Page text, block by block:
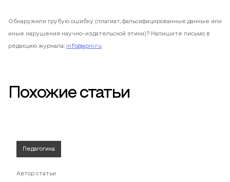
Обнаружили грубую ошибку (плагиат, фальсифицированные данные или
иные нарушения научно-издательской этики)? Напишите письмо в
редакцию журнала: info@apni.ru
Похожие статьи
Педагогика
Автор статьи